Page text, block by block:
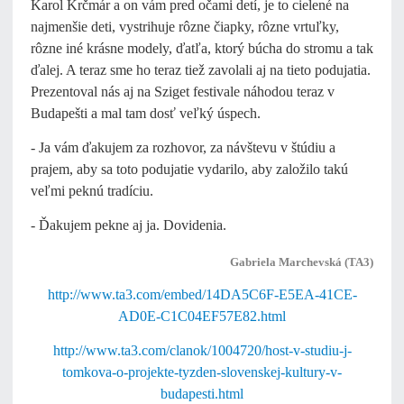
Karol Krčmár a on vám pred očami detí, je to cielené na
najmenšie deti, vystrihuje rôzne čiapky, rôzne vrtuľky,
rôzne iné krásne modely, ďatľa, ktorý búcha do stromu a tak
ďalej. A teraz sme ho teraz tiež zavolali aj na tieto podujatia.
Prezentoval nás aj na Sziget festivale náhodou teraz v
Budapešti a mal tam dosť veľký úspech.
- Ja vám ďakujem za rozhovor, za návštevu v štúdiu a
prajem, aby sa toto podujatie vydarilo, aby založilo takú
veľmi peknú tradíciu.
- Ďakujem pekne aj ja. Dovidenia.
Gabriela Marchevská (TA3)
http://www.ta3.com/embed/14DA5C6F-E5EA-41CE-
AD0E-C1C04EF57E82.html
http://www.ta3.com/clanok/1004720/host-v-studiu-j-
tomkova-o-projekte-tyzden-slovenskej-kultury-v-
budapesti.html